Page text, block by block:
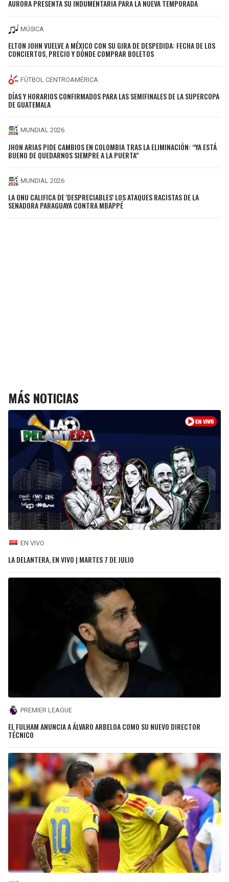
AURORA PRESENTA SU INDUMENTARIA PARA LA NUEVA TEMPORADA
MÚSICA
ELTON JOHN VUELVE A MÉXICO CON SU GIRA DE DESPEDIDA: FECHA DE LOS
CONCIERTOS, PRECIO Y DÓNDE COMPRAR BOLETOS
FÚTBOL CENTROAMÉRICA
DÍAS Y HORARIOS CONFIRMADOS PARA LAS SEMIFINALES DE LA SUPERCOPA
DE GUATEMALA
MUNDIAL 2026
JHON ARIAS PIDE CAMBIOS EN COLOMBIA TRAS LA ELIMINACIÓN: “YA ESTÁ
BUENO DE QUEDARNOS SIEMPRE A LA PUERTA"
MUNDIAL 2026
LA ONU CALIFICA DE 'DESPRECIABLES' LOS ATAQUES RACISTAS DE LA
SENADORA PARAGUAYA CONTRA MBAPPÉ
MÁS NOTICIAS
EN VIVO
LA DELANTERA, EN VIVO | MARTES 7 DE JULIO
PREMIER LEAGUE
EL FULHAM ANUNCIA A ÁLVARO ARBELOA COMO SU NUEVO DIRECTOR
TÉCNICO